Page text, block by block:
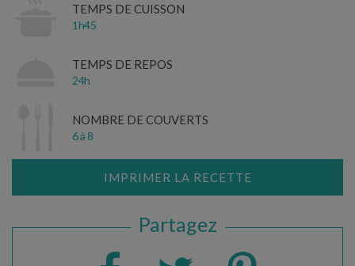
TEMPS DE CUISSON
1h45
TEMPS DE REPOS
24h
NOMBRE DE COUVERTS
6 à 8
IMPRIMER LA RECETTE
Partagez